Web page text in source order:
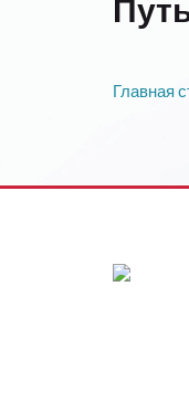
Главная